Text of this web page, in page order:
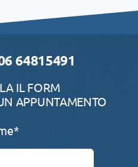
64815491
IL FORM
APPUNTAMENTO